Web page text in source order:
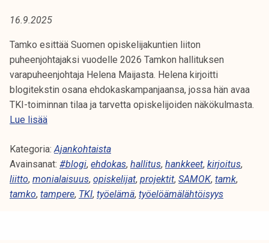
k
r
k
e
a
k
o
u
l
u
T
Y
Ö
E
L
Ö
Ä
16.9.2025
Tamko esittää Suomen opiskelijakuntien liiton
puheenjohtajaksi vuodelle 2026 Tamkon hallituksen
varapuheenjohtaja Helena Maijasta. Helena kirjoitti
blogitekstin osana ehdokaskampanjaansa, jossa hän avaa
TKI-toiminnan tilaa ja tarvetta opiskelijoiden näkökulmasta.
Lue lisääT
I
-
t
o
Kategoria:Ajankohtaista
Avainsanat: #blogi, ehdokas, hallitus, hankkeet, kirjoitus,
liitto, monialaisuus, opiskelijat, projektit, SAMOK, tamk,
tamko, tampere, TKI, työelämä, työelöämälähtöisyys